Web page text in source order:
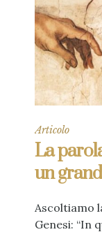
Articolo
La
un
Ascoltiamo
Genesi: “In